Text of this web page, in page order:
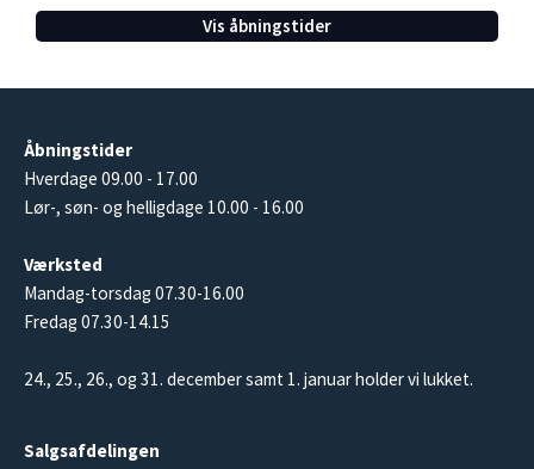
Vis åbningstider
Åbningstider
Hverdage 09.00 - 17.00
Lør-, søn- og helligdage 10.00 - 16.00
Værksted
Mandag-torsdag 07.30-16.00
Fredag 07.30-14.15
24., 25., 26., og 31. december samt 1. januar holder vi lukket.
Salgsafdelingen